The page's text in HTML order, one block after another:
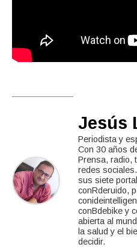
Jesús
Periodista y
Con 30 años
Prensa, radio,
redes
sus siete
conRderuido,
conBdebike y
abierta al
la salud y el
decidir.